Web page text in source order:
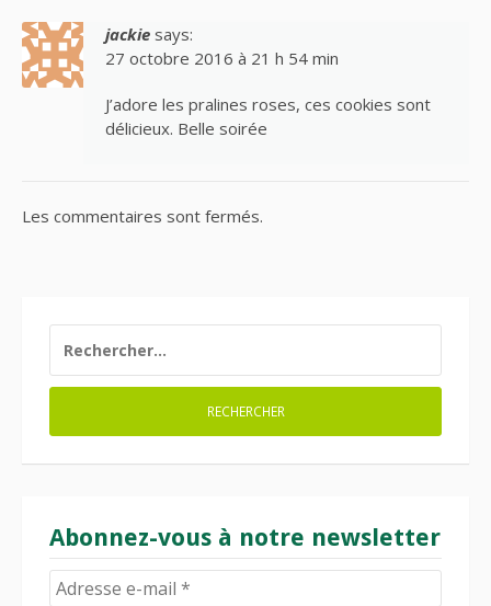
jackie says:
27 octobre 2016 à 21 h 54 min
J’adore les pralines roses, ces cookies sont
délicieux. Belle soirée
Les commentaires sont fermés.
Abonnez-vous à notre newsletter